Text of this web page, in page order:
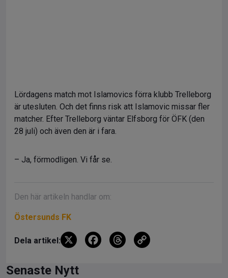
Lördagens match mot Islamovics förra klubb Trelleborg
är utesluten. Och det finns risk att Islamovic missar fler
matcher. Efter Trelleborg väntar Elfsborg för ÖFK (den
28 juli) och även den är i fara.
– Ja, förmodligen. Vi får se.
Den här artikeln handlar om:
Östersunds FK
Dela artikel: X
F
T
Senaste Nytt